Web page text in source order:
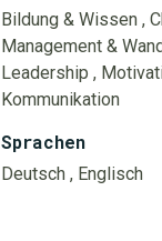
Bildung & Wissen ,
Management &
Leadership ,
Kommunikation
Sprachen
Deutsch , Englisch